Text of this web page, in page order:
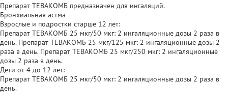
Препарат ТЕВАКОМБ предназначен для ингаляций.
Бронхиальная астма
Взрослые и подростки старше 12 лет:
Препарат ТЕВАКОМБ 25 мкг/50 мкг: 2 ингаляционные дозы 2 раза в
день. Препарат ТЕВАКОМБ 25 мкг/125 мкг: 2 ингаляционные дозы 2
раза в день. Препарат ТЕВАКОМБ 25 мкг/250 мкг: 2 ингаляционные
дозы 2 раза в день.
Дети от 4 до 12 лет:
Препарат ТЕВАКОМБ 25 мкг/50 мкг: 2 ингаляционные дозы 2 раза в
день.